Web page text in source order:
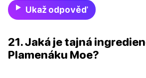
Ukaž odpověď
21. Jaká je tajná
Plamenáku Moe?